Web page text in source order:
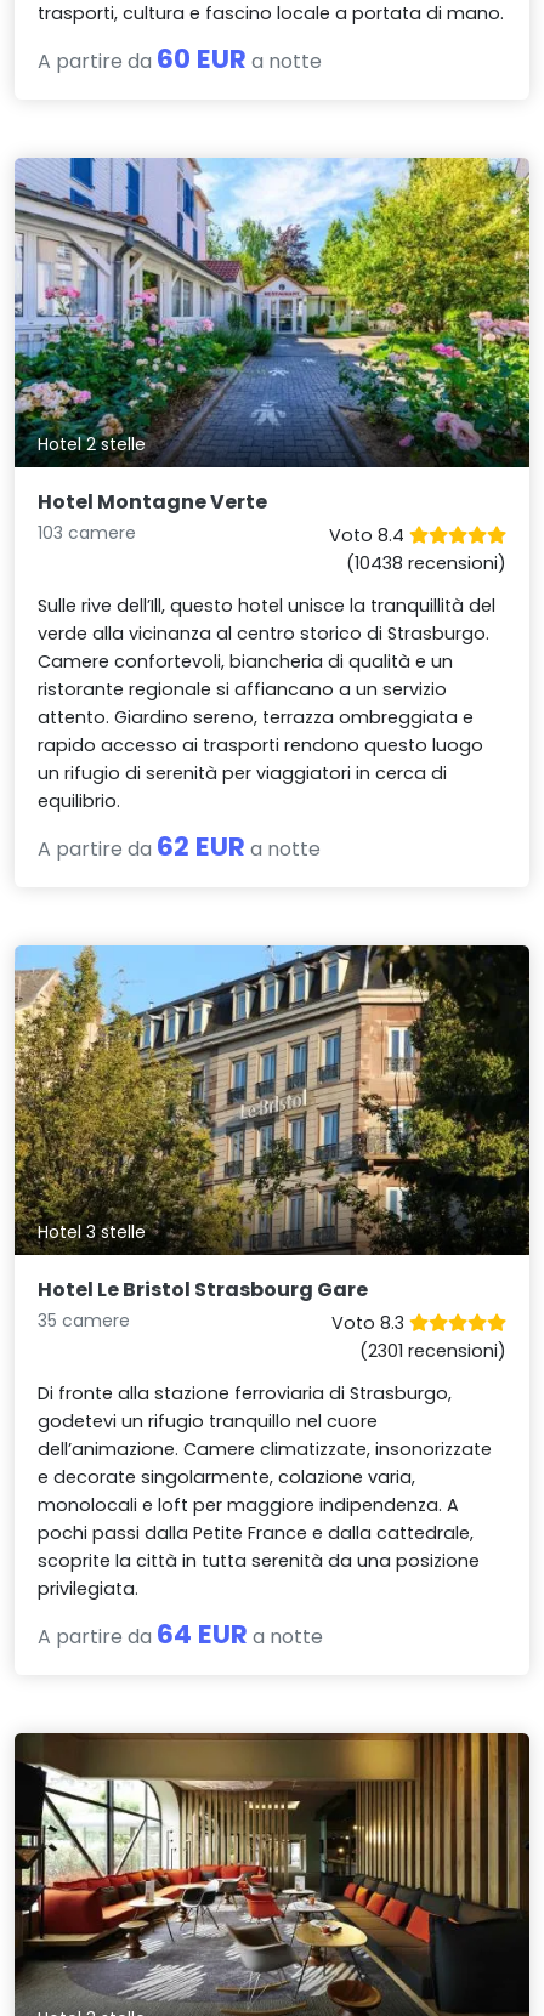
trasporti, cultura e fascino locale a portata di mano.
A partire da 60 EUR a notte
Hotel 2 stelle
Hotel Montagne Verte
103 camere
Voto 8.4
(10438 recensioni)
Sulle rive dell’Ill, questo hotel unisce la tranquillità del
verde alla vicinanza al centro storico di Strasburgo.
Camere confortevoli, biancheria di qualità e un
ristorante regionale si affiancano a un servizio
attento. Giardino sereno, terrazza ombreggiata e
rapido accesso ai trasporti rendono questo luogo
un rifugio di serenità per viaggiatori in cerca di
equilibrio.
A partire da 62 EUR a notte
Hotel 3 stelle
Hotel Le Bristol Strasbourg Gare
35 camere
Voto 8.3
(2301 recensioni)
Di fronte alla stazione ferroviaria di Strasburgo,
godetevi un rifugio tranquillo nel cuore
dell’animazione. Camere climatizzate, insonorizzate
e decorate singolarmente, colazione varia,
monolocali e loft per maggiore indipendenza. A
pochi passi dalla Petite France e dalla cattedrale,
scoprite la città in tutta serenità da una posizione
privilegiata.
A partire da 64 EUR a notte